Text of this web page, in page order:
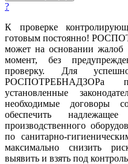
?
К проверке
готовым постоянно!
может на основании
момент, без
проверку. Для
РОСПОТРЕБНАДЗОРа
установленные
необходимые договоры
обеспечить надлежащее
производственного
по санитарно-
максимально снизить
выявить и взять под